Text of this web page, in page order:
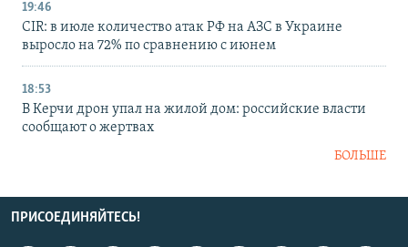
19:46
CIR: в июле количество атак РФ на АЗС в Украине
выросло на 72% по сравнению с июнем
18:53
В Керчи дрон упал на жилой дом: российские власти
сообщают о жертвах
БОЛЬШЕ
ПРИСОЕДИНЯЙТЕСЬ!